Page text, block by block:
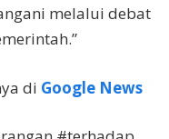
melalui debat
di Google News